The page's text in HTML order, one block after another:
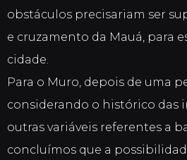
obstáculos precisariam ser
e cruzamento da Mauá, para
cidade.
Para o Muro, depois de uma
considerando o histórico das
outras variáveis referentes a
concluímos que a